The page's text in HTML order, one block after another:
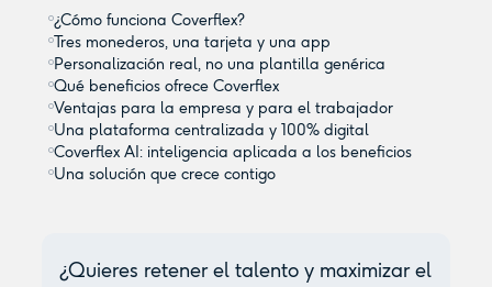
¿Cómo funciona Coverflex?
Tres monederos, una tarjeta y una app
Personalización real, no una plantilla genérica
Qué beneficios ofrece Coverflex
Ventajas para la empresa y para el trabajador
Una plataforma centralizada y 100% digital
Coverflex AI: inteligencia aplicada a los beneficios
Una solución que crece contigo
¿Quieres retener el talento y maximizar el